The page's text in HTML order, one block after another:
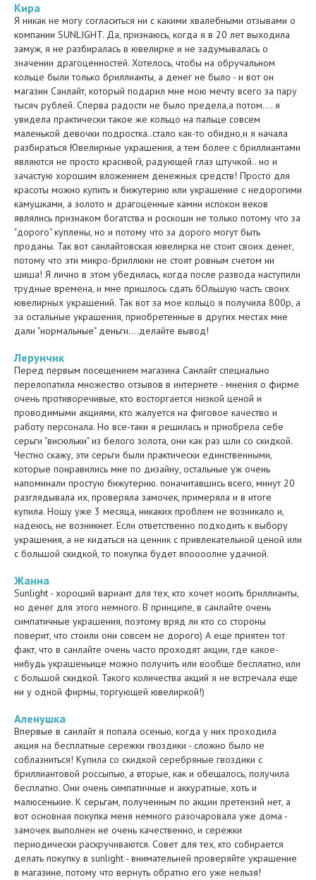
Кира
Я никак не могу согласиться ни с какими хвалебными отзывами о
компании SUNLIGHT. Да, признаюсь, когда я в 20 лет выходила
замуж, я не разбиралась в ювелирке и не задумывалась о
значении драгоценностей. Хотелось, чтобы на обручальном
кольце были только бриллианты, а денег не было - и вот он
магазин Санлайт, который подарил мне мою мечту всего за пару
тысяч рублей. Сперва радости не было предела,а потом.... я
увидела практически такое же кольцо на пальце совсем
маленькой девочки подростка..стало как-то обидно,и я начала
разбираться Ювелирные украшения, а тем более с бриллиантами
являются не просто красивой, радующей глаз штучкой.. но и
зачастую хорошим вложением денежных средств! Просто для
красоты можно купить и бижутерию или украшение с недорогими
камушками, а золото и драгоценные камни испокон веков
являлись признаком богатства и роскоши не только потому что за
"дорого" куплены, но и потому что за дорого могут быть
проданы. Так вот санлайтовская ювелирка не стоит своих денег,
потому что эти микро-бриллюки не стоят ровным счетом ни
шиша! Я лично в этом убедилась, когда после развода наступили
трудные времена, и мне пришлось сдать бОльшую часть своих
ювелирных украшений. Так вот за мое кольцо я получила 800р, а
за остальные украшения, приобретенные в других местах мне
дали "нормальные" деньги....делайте вывод!
Лерунчик
Перед первым посещением магазина Санлайт специально
перелопатила множество отзывов в интернете - мнения о фирме
очень противоречивые, кто восторгается низкой ценой и
проводимыми акциями, кто жалуется на фиговое качество и
работу персонала. Но все-таки я решилась и приобрела себе
серьги "висюльки" из белого золота, они как раз шли со скидкой.
Честно скажу, эти серьги были практически единственными,
которые понравились мне по дизайну, остальные уж очень
напоминали простую бижутерию. поначитавшись всего, минут 20
разглядывала их, проверяла замочек, примеряла и в итоге
купила. Ношу уже 3 месяца, никаких проблем не возникало и,
надеюсь, не возникнет. Если ответственно подходить к выбору
украшения, а не кидаться на ценник с привлекательной ценой или
с большой скидкой, то покупка будет впоооолне удачной.
Жанна
Sunlight - хороший вариант для тех, кто хочет носить бриллианты,
но денег для этого немного. В принципе, в санлайте очень
симпатичные украшения, поэтому вряд ли кто со стороны
поверит, что стоили они совсем не дорого) А еще приятен тот
факт, что в санлайте очень часто проходят акции, где какое-
нибудь украшеньице можно получить или вообще бесплатно, или
с большой скидкой. Такого количества акций я не встречала еще
ни у одной фирмы, торгующей ювелиркой!)
Аленушка
Впервые в санлайт я попала осенью, когда у них проходила
акция на бесплатные сережки гвоздики - сложно было не
соблазниться! Купила со скидкой серебряные гвоздики с
бриллиантовой россыпью, а вторые, как и обещалось, получила
бесплатно. Они очень симпатичные и аккуратные, хоть и
малюсенькие. К серьгам, полученным по акции претензий нет, а
вот основная покупка меня немного разочаровала уже дома -
замочек выполнен не очень качественно, и сережки
периодически раскручиваются. Совет для тех, кто собирается
делать покупку в sunlight - внимательней проверяйте украшение
в магазине, потому что вернуть обратно его уже нельзя!